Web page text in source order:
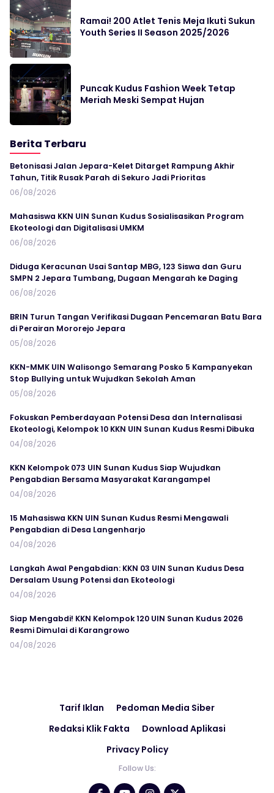
Ramai! 200 Atlet Tenis Meja Ikuti Sukun
Youth Series II Season 2025/2026
Puncak Kudus Fashion Week Tetap
Meriah Meski Sempat Hujan
Berita Terbaru
Betonisasi Jalan Jepara-Kelet Ditarget Rampung Akhir
Tahun, Titik Rusak Parah di Sekuro Jadi Prioritas
06/08/2026
Mahasiswa KKN UIN Sunan Kudus Sosialisasikan Program
Ekoteologi dan Digitalisasi UMKM
06/08/2026
Diduga Keracunan Usai Santap MBG, 123 Siswa dan Guru
SMPN 2 Jepara Tumbang, Dugaan Mengarah ke Daging
06/08/2026
BRIN Turun Tangan Verifikasi Dugaan Pencemaran Batu Bara
di Perairan Mororejo Jepara
05/08/2026
KKN-MMK UIN Walisongo Semarang Posko 5 Kampanyekan
Stop Bullying untuk Wujudkan Sekolah Aman
05/08/2026
Fokuskan Pemberdayaan Potensi Desa dan Internalisasi
Ekoteologi, Kelompok 10 KKN UIN Sunan Kudus Resmi Dibuka
04/08/2026
KKN Kelompok 073 UIN Sunan Kudus Siap Wujudkan
Pengabdian Bersama Masyarakat Karangampel
04/08/2026
15 Mahasiswa KKN UIN Sunan Kudus Resmi Mengawali
Pengabdian di Desa Langenharjo
04/08/2026
Langkah Awal Pengabdian: KKN 03 UIN Sunan Kudus Desa
Dersalam Usung Potensi dan Ekoteologi
04/08/2026
Siap Mengabdi! KKN Kelompok 120 UIN Sunan Kudus 2026
Resmi Dimulai di Karangrowo
04/08/2026
Tarif Iklan
Pedoman Media Siber
Redaksi Klik Fakta
Download Aplikasi
Privacy Policy
Follow Us: